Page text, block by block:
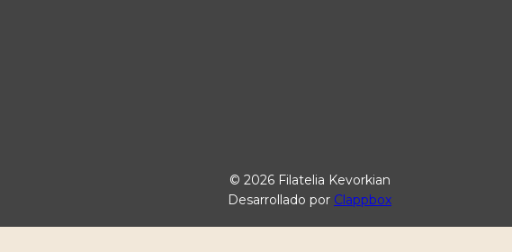
© 2026 Filatelia Kevorkian
Desarrollado por Clappbox